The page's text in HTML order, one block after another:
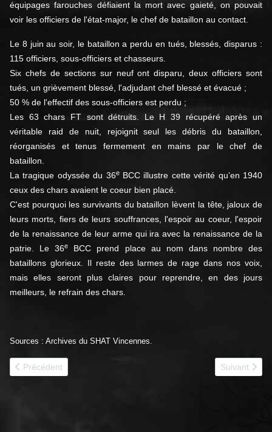
équipages farouches défiaient la mort avec gaieté, on pouvait
voir les officiers de l'état-major, le chef de bataillon au contact.
Le 8 juin au soir, le bataillon a perdu en tués, blessés, disparus :
115 officiers, sous-officiers et chasseurs.
Six chefs de sections sur neuf ont disparu, deux officiers sont
tués, un grièvement blessé, l'adjudant chef blessé et évacué ;
50 % de l'effectif des sous-officiers est perdu ;
Les 63 chars FT sont détruits. Le H 39 récupéré après un
véritable raid de nuit, rejoignit seul les débris du bataillon,
réorganisés et tenus fermement en mains par le chef de
bataillon.
La tragique odyssée du 36eBCC illustre cette vérité qu’en 1940
ceux des chars avaient le coeur bien placé.
C'est pourquoi les survivants du bataillon lèvent la tête, jaloux de
leurs morts, fiers de leurs souffrances, l'espoir au coeur, l'espoir
de la renaissance de leur arme qui ira avec la renaissance de la
patrie. Le 36e
BCC prend place au nom dans nombre des
bataillons glorieux. Il reste des larmes de rage dans nos voix,
mais elles seront plus claires pour reprendre, en des jours
meilleurs, le refrain des chars.
Sources : Archives du SHAT Vincennes.
Article précédent : 1940 - 36e BCC 2e Compagnie
Précédent Article
Suivant